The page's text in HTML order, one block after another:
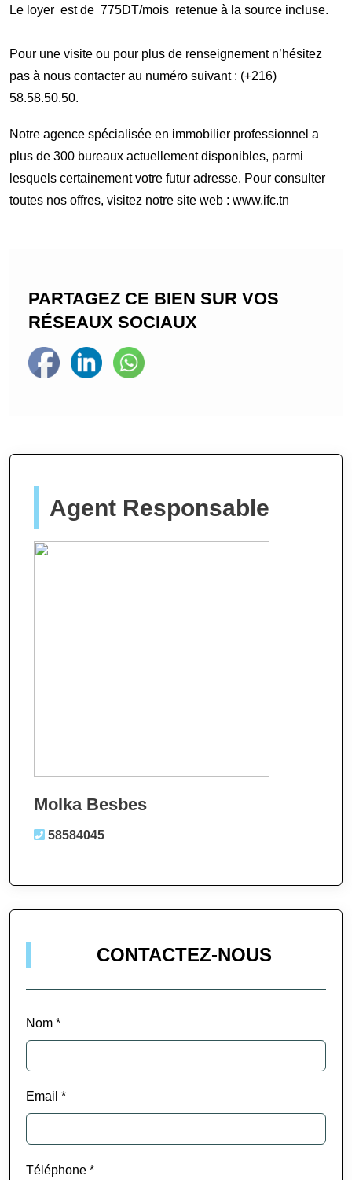
Le loyer est de 775DT/mois retenue à la source incluse.
Pour une visite ou pour plus de renseignement n’hésitez
pas à nous contacter au numéro suivant : (+216)
58.58.50.50.
Notre agence spécialisée en immobilier professionnel a
plus de 300 bureaux actuellement disponibles, parmi
lesquels certainement votre futur adresse. Pour consulter
toutes nos offres, visitez notre site web : www.ifc.tn
PARTAGEZ CE BIEN SUR VOS
RÉSEAUX SOCIAUX
Agent Responsable
Molka Besbes
58584045
CONTACTEZ-NOUS
Nom *
Email *
Téléphone *